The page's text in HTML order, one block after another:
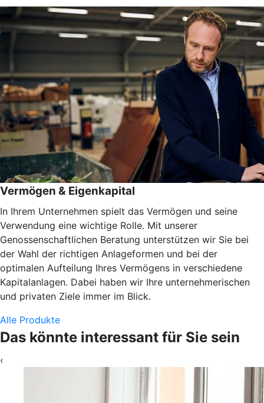
Vermögen & Eigenkapital
In Ihrem Unternehmen spielt das Vermögen und seine
Verwendung eine wichtige Rolle. Mit unserer
Genossenschaftlichen Beratung unterstützen wir Sie bei
der Wahl der richtigen Anlageformen und bei der
optimalen Aufteilung Ihres Vermögens in verschiedene
Kapitalanlagen. Dabei haben wir Ihre unternehmerischen
und privaten Ziele immer im Blick.
Alle Produkte
Das könnte interessant für Sie sein
‹